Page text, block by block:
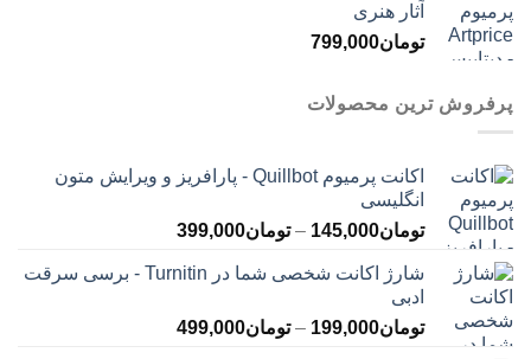
آثار هنری
تومان799,000
پرفروش ترین محصولات
اکانت پرمیوم Quillbot - پارافریز و ویرایش متون
انگلیسی
تومان145,000
– تومان399,000محدوده
تومان145,000
تومان399,000
شارژ اکانت شخصی شما در Turnitin - برسی سرقت
ادبی
تومان199,000
– تومان499,000محدوده